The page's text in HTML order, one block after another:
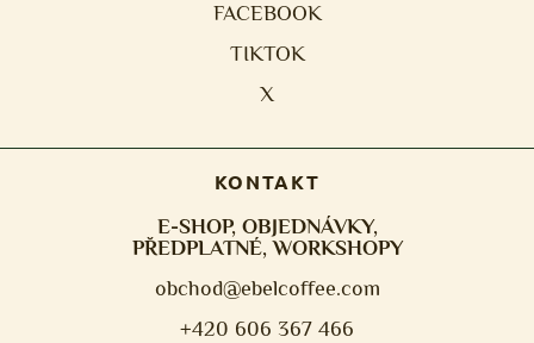
FACEBOOK
TIKTOK
X
KONTAKT
E-SHOP, OBJEDNÁVKY,
PŘEDPLATNÉ, WORKSHOPY
obchod@ebelcoffee.com
+420 606 367 466